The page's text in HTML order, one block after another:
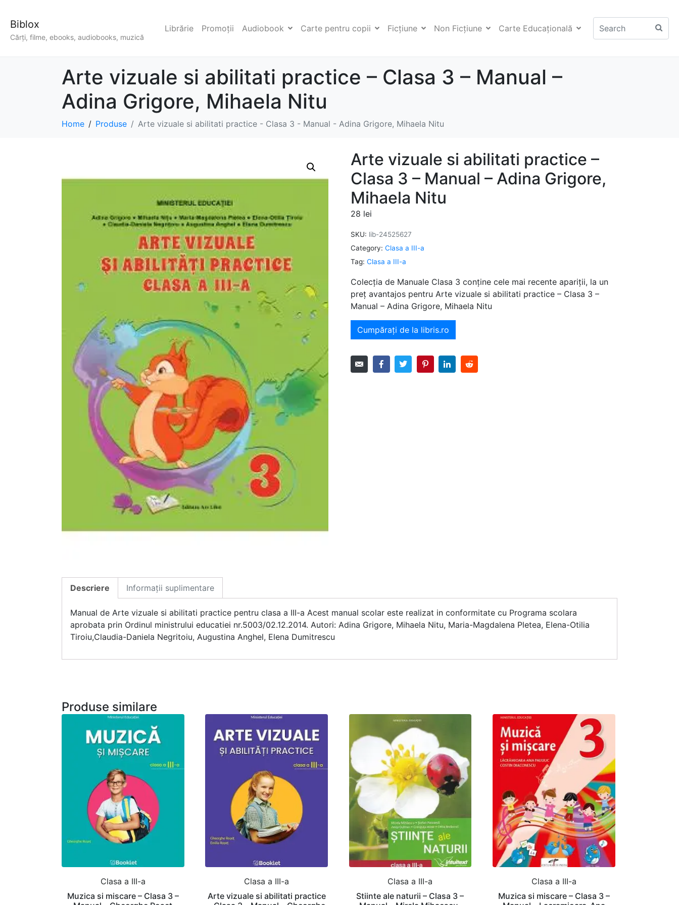
Biblox
Cărți, filme, ebooks, audiobooks, muzică
Librărie Promoții Audiobook Carte pentru copii Ficţiune Non Ficţiune Carte Educaţională
Arte vizuale si abilitati practice – Clasa 3 – Manual –
Adina Grigore, Mihaela Nitu
Home Produse Arte vizuale si abilitati practice - Clasa 3 - Manual - Adina Grigore, Mihaela Nitu
Arte vizuale si abilitati practice –
Clasa 3 – Manual – Adina Grigore,
Mihaela Nitu
28 lei
SKU: lib-24525627
Category: Clasa a III-a
Tag: Clasa a III-a
Colecția de Manuale Clasa 3 conține cele mai recente apariții, la un
preț avantajos pentru Arte vizuale si abilitati practice – Clasa 3 –
Manual – Adina Grigore, Mihaela Nitu
Cumpărați de la libris.ro
Descriere Informații suplimentare
Manual de Arte vizuale si abilitati practice pentru clasa a III-a Acest manual scolar este realizat in conformitate cu Programa scolara
aprobata prin Ordinul ministrului educatiei nr.5003/02.12.2014. Autori: Adina Grigore, Mihaela Nitu, Maria-Magdalena Pletea, Elena-Otilia
Tiroiu,Claudia-Daniela Negritoiu, Augustina Anghel, Elena Dumitrescu
Produse similare
Clasa a III-a
Muzica si miscare – Clasa 3 –
Clasa a III-a
Arte vizuale si abilitati practice
Clasa a III-a
Stiinte ale naturii – Clasa 3 –
Clasa a III-a
Muzica si miscare – Clasa 3 –